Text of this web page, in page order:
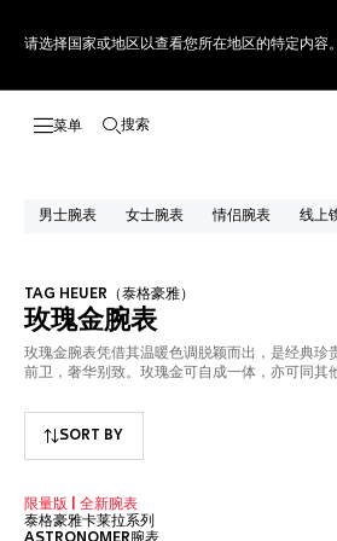
请选择国家或地区以查看您所在地区的特定内容。
打开搜索
搜索